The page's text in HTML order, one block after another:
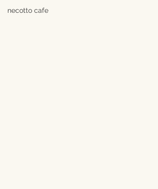
necotto cafe